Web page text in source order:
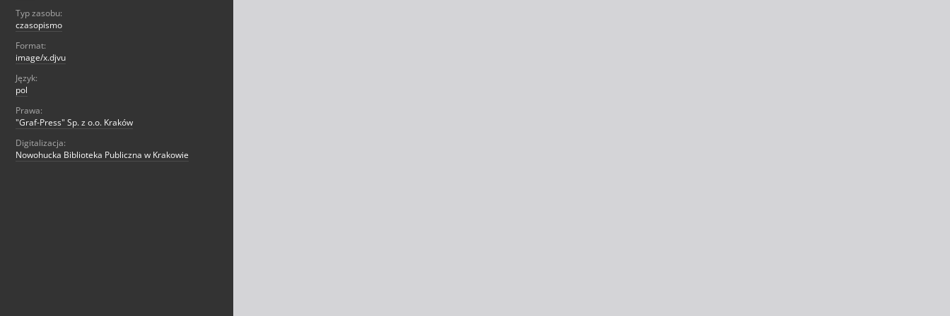
Typ zasobu:
czasopismo
Format:
image/x.djvu
Język:
pol
Prawa:
"Graf-Press" Sp. z o.o. Kraków
Digitalizacja:
Nowohucka Biblioteka Publiczna w Krakowie